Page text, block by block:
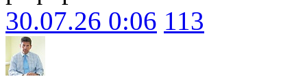
30.07.26 0:06 113